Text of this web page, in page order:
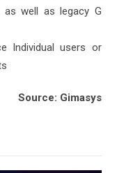
as well as legacy G
Individual users or
Source: Gimasys